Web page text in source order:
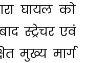
घायल को
स्ट्रेचर एवं
मुख्य मार्ग